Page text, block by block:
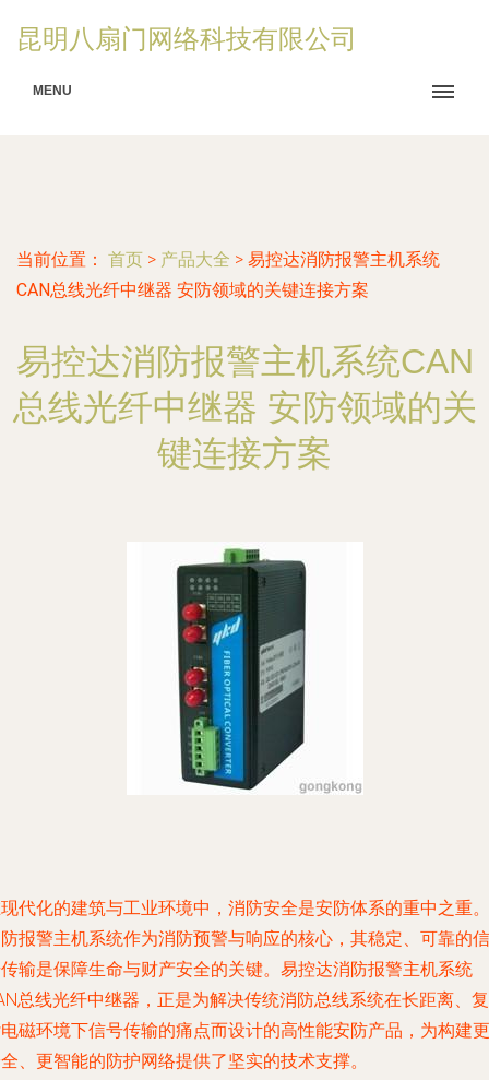
昆明八扇门网络科技有限公司
MENU
当前位置： 首页 > 产品大全 > 易控达消防报警主机系统
CAN总线光纤中继器 安防领域的关键连接方案
易控达消防报警主机系统CAN
总线光纤中继器 安防领域的关
键连接方案
代化的建筑与工业环境中，消防安全是安防体系的重中之重。
报警主机系统作为消防预警与响应的核心，其稳定、可靠的信
输是保障生命与财产安全的关键。易控达消防报警主机系统
总线光纤中继器，正是为解决传统消防总线系统在长距离、复
磁环境下信号传输的痛点而设计的高性能安防产品，为构建更
、更智能的防护网络提供了坚实的技术支撑。